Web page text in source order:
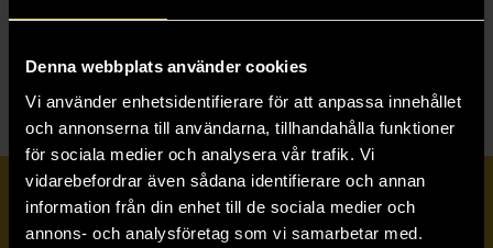
Denna webbplats använder cookies
Vi använder enhetsidentifierare för att anpassa innehållet
och annonserna till användarna, tillhandahålla funktioner
för sociala medier och analysera vår trafik. Vi
vidarebefordrar även sådana identifierare och annan
information från din enhet till de sociala medier och
annons- och analysföretag som vi samarbetar med.
T
The Murderbot Diaries
Prenumerera på vårt nyhetsbrev